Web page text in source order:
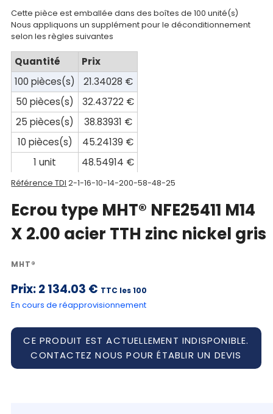
Documentations
Mon
compte
Mon
panier
Contact
Cette pièce est emballée dans des boîtes de 100 unité(s)
Nous appliquons un supplément pour le déconditionnement
selon les règles suivantes
Quantité
Prix
100 pièces(s)
21.34028 €
50 pièces(s)
32.43722 €
25 pièces(s)
38.83931 €
10 pièces(s)
45.24139 €
1 unit
48.54914 €
Référence TDI 2-1-16-10-14-200-58-48-25
Ecrou type MHT® NFE25411 M14
X 2.00 acier TTH zinc nickel gris
MHT®
Prix:2 134.03 € TTC les 100
En cours de réapprovisionnement
CE PRODUIT EST ACTUELLEMENT INDISPONIBLE.
CONTACTEZ NOUS POUR ÉTABLIR UN DEVIS